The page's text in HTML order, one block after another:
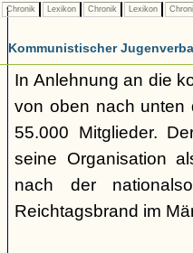
Chronik Lexikon Chronik Lexikon
Kommunistischer
In Anlehnung an die
von oben nach unten
55.000 Mitglieder.
seine Organisation
nach der
Reichtagsbrand im